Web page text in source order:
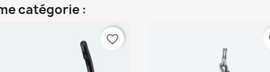
catégorie :
favorite_border